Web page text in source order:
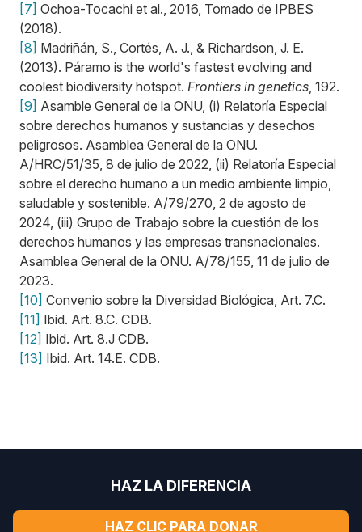
[7] Ochoa-Tocachi et al., 2016, Tomado de IPBES
(2018).
[8] Madriñán, S., Cortés, A. J., & Richardson, J. E.
(2013). Páramo is the world's fastest evolving and
coolest biodiversity hotspot. Frontiers in genetics, 192.
[9] Asamble General de la ONU, (i) Relatoría Especial
sobre derechos humanos y sustancias y desechos
peligrosos. Asamblea General de la ONU.
A/HRC/51/35, 8 de julio de 2022, (ii) Relatoría Especial
sobre el derecho humano a un medio ambiente limpio,
saludable y sostenible. A/79/270, 2 de agosto de
2024, (iii) Grupo de Trabajo sobre la cuestión de los
derechos humanos y las empresas transnacionales.
Asamblea General de la ONU. A/78/155, 11 de julio de
2023.
[10] Convenio sobre la Diversidad Biológica, Art. 7.C.
[11] Ibid. Art. 8.C. CDB.
[12] Ibid. Art. 8.J CDB.
[13] Ibid. Art. 14.E. CDB.
HAZ LA DIFERENCIA
HAZ CLIC PARA DONAR